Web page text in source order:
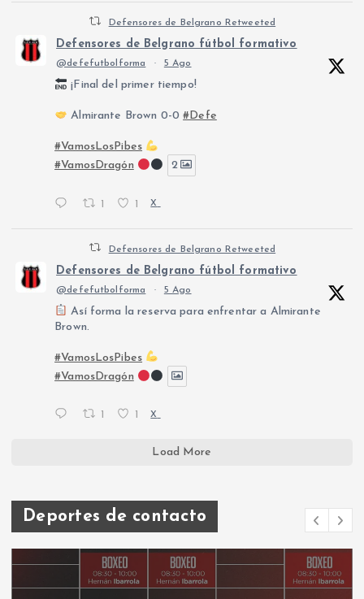
Defensores de Belgrano Retweeted
Defensores de Belgrano fútbol formativo
@defefutbolforma · 5 Ago
¡Final del primer tiempo!
Almirante Brown 0-0#Defe
#VamosLosPibes
#VamosDragón
2
1 1 X
Defensores de Belgrano Retweeted
Defensores de Belgrano fútbol formativo
@defefutbolforma · 5 Ago
Así forma la reserva para enfrentar a Almirante
Brown.
#VamosLosPibes
#VamosDragón
X
Load More
Deportes de contacto